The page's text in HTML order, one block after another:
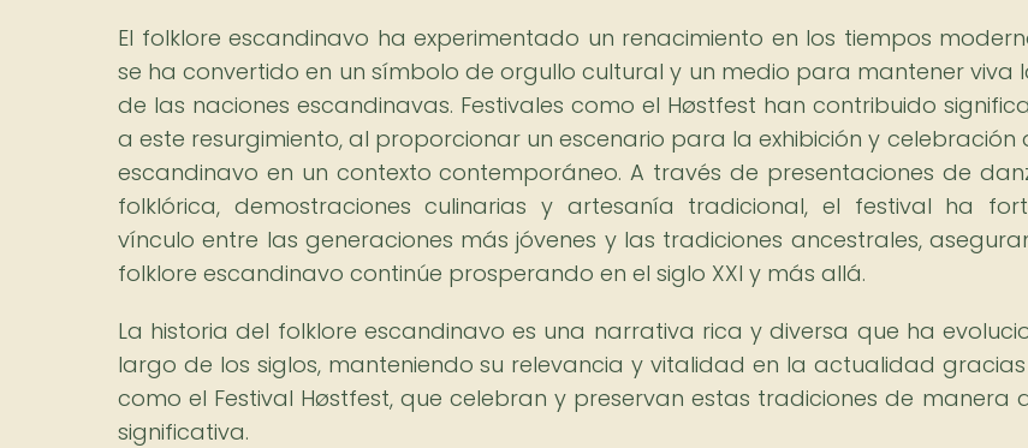
El folklore escandinavo ha experimentado un renacimiento en los tiempos
se ha convertido en un símbolo de orgullo cultural y un medio para mantener viva
de las naciones escandinavas. Festivales como el Høstfest han contribuido
a este resurgimiento, al proporcionar un escenario para la exhibición y celebración
escandinavo en un contexto contemporáneo. A través de presentaciones de
folklórica, demostraciones culinarias y artesanía tradicional, el festival ha
vínculo entre las generaciones más jóvenes y las tradiciones ancestrales,
folklore escandinavo continúe prosperando en el siglo XXI y más allá.
La historia del folklore escandinavo es una narrativa rica y diversa que ha
largo de los siglos, manteniendo su relevancia y vitalidad en la actualidad
como el Festival Høstfest, que celebran y preservan estas tradiciones de manera
significativa.